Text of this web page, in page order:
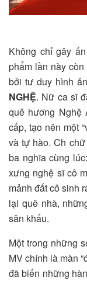
Không chỉ gây
phẩm lần này còn
bởi tư duy hình
NGHỆ. Nữ ca sĩ
quê hương Nghệ
cấp, tạo nên một
và tự hào. Ch
ba nghĩa cùng
xưng nghệ sĩ cô
mảnh đất cô sinh
lại quê nhà,
sân khấu.
Một trong những
MV chính là màn
đã biến những